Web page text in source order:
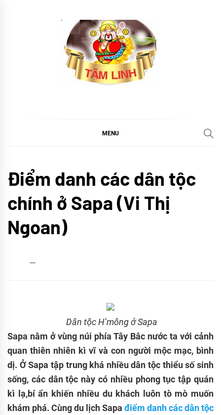
MENU
truyền
phá
Điểm danh các dân tộc
chính ở Sapa (Vi Thị
Ngoan)
admin
Dân tộc H’mông ở Sapa
Sapa nằm ở vùng núi phía Tây Bắc nước ta với cảnh
quan thiên nhiên kì vĩ và con người mộc mạc, bình
dị. Ở Sapa tập trung khá nhiều dân tộc thiểu số sinh
sống, các dân tộc này có nhiều phong tục tập quán
kì lạ,bí ẩn khiến nhiều du khách luôn tò mò muốn
khám phá. Cùng du lịch Sapa điểm danh các dân tộc